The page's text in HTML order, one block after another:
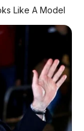
– di luar
opsi
– karena
pada
Like A Model